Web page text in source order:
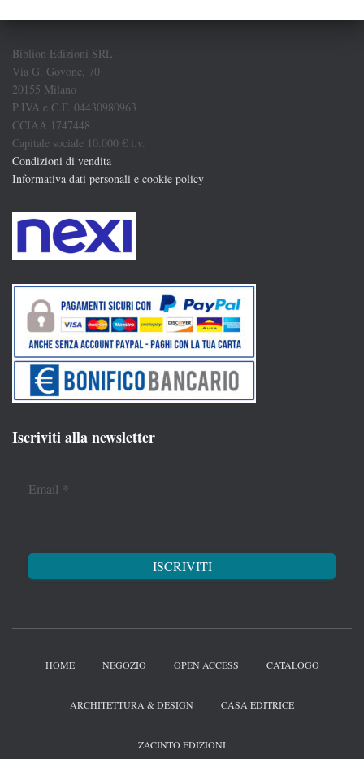
Biblion Edizioni SRL
Via G. Govone, 70
20155 Milano
P.IVA e C.F. 04430980963
CCIAA 1747448
Capitale sociale 10.000 € i.v.
Condizioni di vendita
Informativa dati personali e cookie policy
Iscriviti alla newsletter
Email *
HOME NEGOZIO OPEN ACCESS CATALOGO
ARCHITETTURA & DESIGN CASA EDITRICE
ZACINTO EDIZIONI